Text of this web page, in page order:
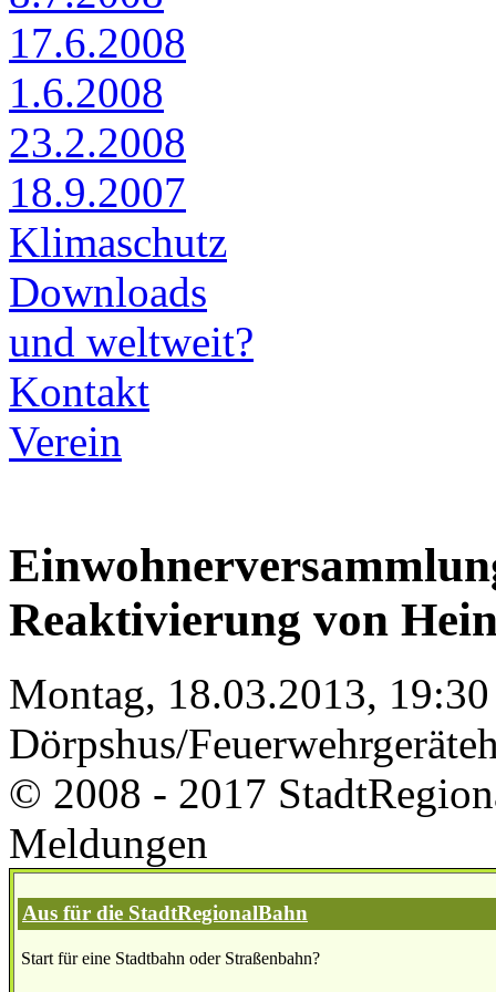
17.6.2008
1.6.2008
23.2.2008
18.9.2007
Klimaschutz
Downloads
und weltweit?
Kontakt
Verein
Reaktivierung von
Montag, 18.03.2013,
Dörpshus/
© 2008 - 2017
Meldungen
Aus für die StadtRegionalBahn
Start für eine Stadtbahn oder Straßenbahn?